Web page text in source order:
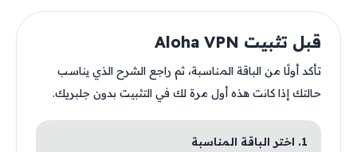
قبل تثبيت Aloha VPN
تأكد أولًا من الباقة المناسبة، ثم راجع الشرح الذي يناسب
حالتك إذا كانت هذه أول مرة لك في التثبيت بدون جلبريك.
1. اختر الباقة المناسبة